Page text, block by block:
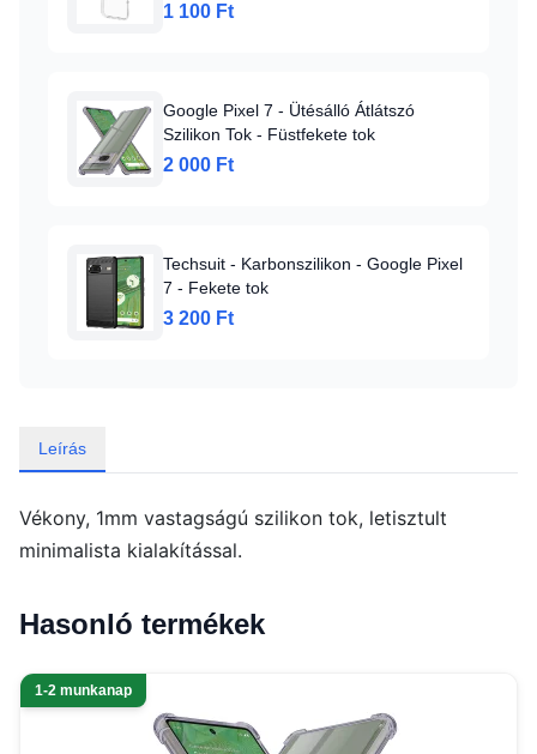
1 100 Ft
Google Pixel 7 - Ütésálló Átlátszó
Szilikon Tok - Füstfekete tok
2 000 Ft
Techsuit - Karbonszilikon - Google Pixel
7 - Fekete tok
3 200 Ft
Leírás
Vékony, 1mm vastagságú szilikon tok, letisztult
minimalista kialakítással.
Hasonló termékek
1-2 munkanap